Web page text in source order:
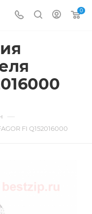
0
—
FI Q152016000